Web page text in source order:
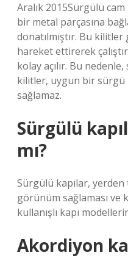
Aralık 2015Sürgülü cam
bir metal parçasına
donatılmıştır. Bu
hareket ettirerek
kolay açılır. Bu
kilitler, uygun bir sürgü
sağlamaz.
Sürgülü
mı?
Sürgülü kapılar, yerden
görünüm sağlaması ve
kullanışlı kapı
Akordiyon